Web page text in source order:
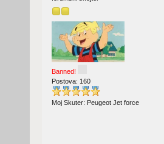
Banned!
Postova: 160
Moj Skuter: Peugeot Jet force